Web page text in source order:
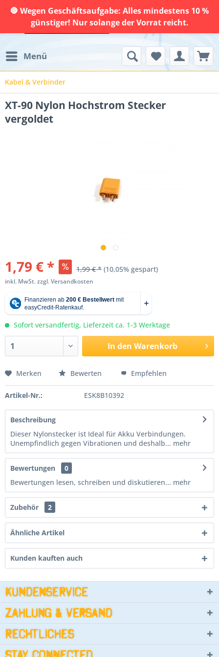
🛑 Wegen Geschäftsaufgabe: Alles mindestens 10 %
günstiger! Nur solange der Vorrat reicht.
Menü
Kabel & Verbinder
XT-90 Nylon Hochstrom Stecker
vergoldet
1,79 € * 1,99 € * (10,05% gespart)
inkl. MwSt.zzgl. Versandkosten
Sofort versandfertig, Lieferzeit ca. 1-3 Werktage
In den Warenkorb
Merken Bewerten Empfehlen
Artikel-Nr.: ESK8B10392
Beschreibung
Dieser Nylonstecker ist Ideal für Akku Verbindungen.
Unempfindlich gegen Vibrationen und deshalb... mehr
Bewertungen
0
Bewertungen lesen, schreiben und diskutieren... mehr
Zubehör 2
Ähnliche Artikel
Kunden kauften auch
Kundenservice
Zahlung & Versand
Rechtliches